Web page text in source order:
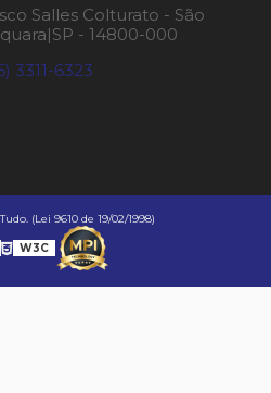
Salles Colturato - São
- 14800-000
3311-6323
(Lei 9610 de 19/02/1998)
W3C